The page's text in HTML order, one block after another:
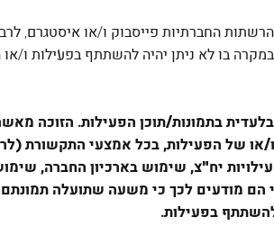
החברתיות פייסבוק ו/או איסטגרם,
בו לא ניתן יהיה להשתתף בפעילות ו/או
בתמונות/תוכן הפעילות. הזוכה
של הפעילות, בכל אמצעי התקשורת
יח"צ, שימוש בארכיון החברה,
מודעים לכך כי משעה שתועלה
בפעילות.